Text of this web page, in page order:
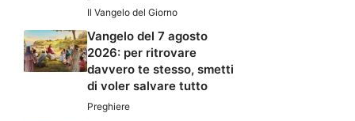
Il Vangelo del Giorno
Vangelo del 7 agosto
2026: per ritrovare
davvero te stesso, smetti
di voler salvare tutto
Preghiere